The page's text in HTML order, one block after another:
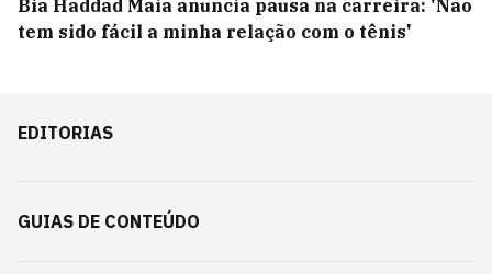
Bia Haddad Maia anuncia pausa na carreira: 'Não
tem sido fácil a minha relação com o tênis'
EDITORIAS
GUIAS DE CONTEÚDO